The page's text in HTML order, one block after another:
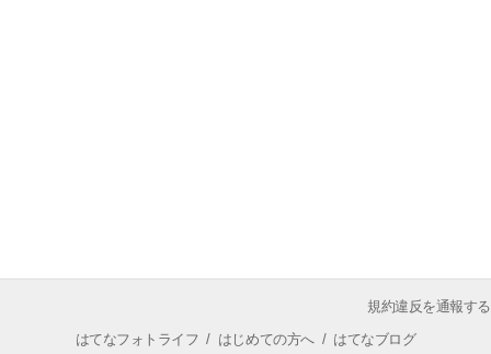
規約違反を通報する
はてなフォトライフ / はじめての方へ/ はてなブログ